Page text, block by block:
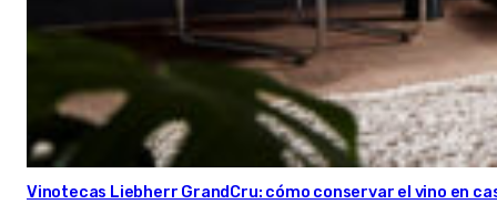
Vinotecas Liebherr GrandCru: cómo conservar el vino en